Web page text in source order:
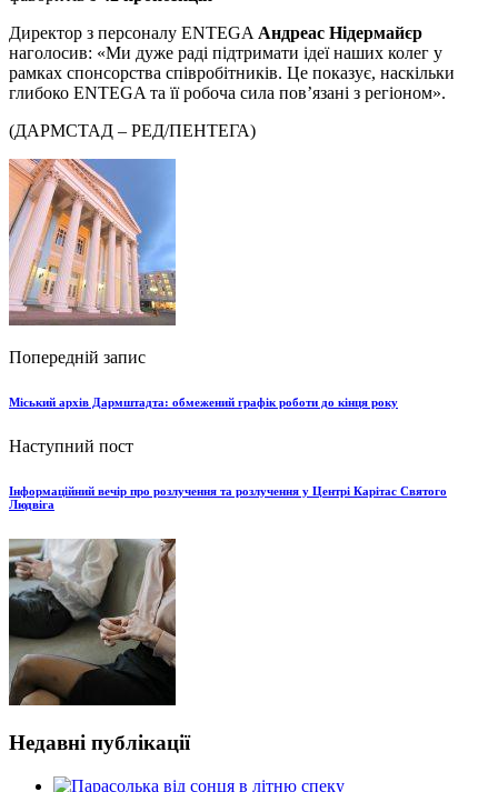
Директор з персоналу ENTEGAАндреас Нідермайєр
наголосив: «Ми дуже раді підтримати ідеї наших колег у
рамках спонсорства співробітників. Це показує, наскільки
глибоко ENTEGA та її робоча сила пов’язані з регіоном».
(ДАРМСТАД – РЕД/ПЕНТЕГА)
Попередній запис
Міський архів Дармштадта: обмежений графік роботи до кінця року
Наступний пост
Інформаційний вечір про розлучення та розлучення у Центрі Карітас Святого
Людвіга
Недавні публікації